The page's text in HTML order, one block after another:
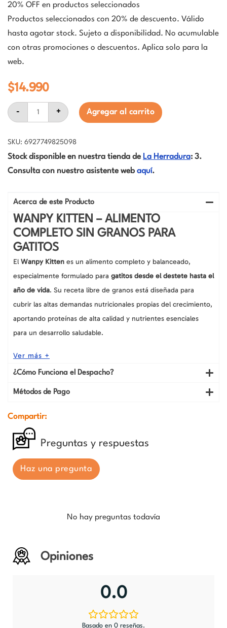
20% OFF en productos seleccionados
Productos seleccionados con 20% de descuento. Válido
hasta agotar stock. Sujeto a disponibilidad. No acumulable
con otras promociones o descuentos. Aplica solo para la
web.
$14.990
-
Alimento
Seco
Gatitos,
bolsa
de
1.5
+ Agregar al carrito
SKU: 6927749825098
Stock disponible en nuestra tienda de La Herradura: 3.
Consulta con nuestro asistente web aquí.
Acerca de este Producto
WANPY KITTEN – ALIMENTO
COMPLETO SIN GRANOS PARA
GATITOS
El Wanpy Kitten es un alimento completo y balanceado,
especialmente formulado para gatitos desde el destete hasta el
año de vida. Su receta libre de granos está diseñada para
cubrir las altas demandas nutricionales propias del crecimiento,
aportando proteínas de alta calidad y nutrientes esenciales
para un desarrollo saludable.
Ver más +
¿Cómo Funciona el Despacho?
Métodos de Pago
Compartir:
Preguntas y respuestas
Haz una pregunta
No hay preguntas todavía
Opiniones
0.0
Basado en 0 reseñas.